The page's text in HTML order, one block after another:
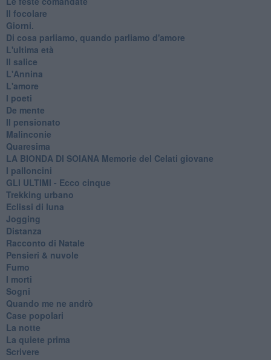
Il focolare
Giorni.
Di cosa parliamo, quando parliamo d'amore
L'ultima età
Il salice
L'Annina
L'amore
I poeti
De mente
Il pensionato
Malinconie
Quaresima
LA BIONDA DI SOIANA Memorie del Celati giovane
I palloncini
GLI ULTIMI - Ecco cinque
Trekking urbano
Eclissi di luna
Jogging
Distanza
Racconto di Natale
Pensieri & nuvole
Fumo
I morti
Sogni
Quando me ne andrò
Case popolari
La notte
La quiete prima
Scrivere